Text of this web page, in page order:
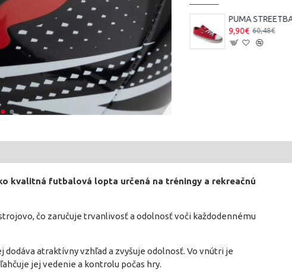
Puma Adreno III FG
32,50€
40,00€
9,90€ 60,48€
kvalitná futbalová lopta určená na tréningy a rekreačnú
čo zaručuje trvanlivosť a odolnosť voči každodennému
atraktívny vzhľad a zvyšuje odolnosť. Vo vnútri je
jej vedenie a kontrolu počas hry.